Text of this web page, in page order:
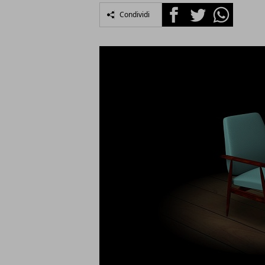
Condividi FacebookTwitterWhatsapp